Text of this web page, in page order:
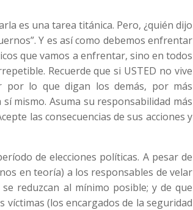
es una tarea titánica. Pero, ¿quién dijo
Y es así como debemos enfrentar
que vamos a enfrentar, sino en todos
Recuerde que si USTED no vive
por lo que digan los demás, por más
mismo. Asuma su responsabilidad más
las consecuencias de sus acciones y
de elecciones políticas. A pesar de
en teoría) a los responsables de velar
reduzcan al mínimo posible; y de que
(los encargados de la seguridad